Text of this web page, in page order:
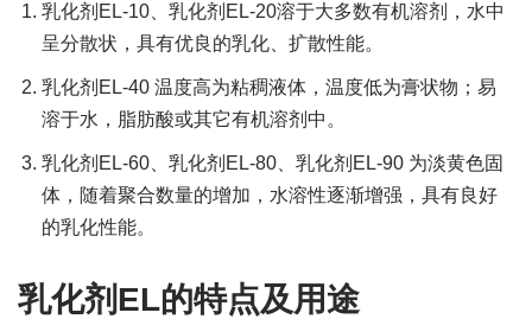
乳化剂EL-10、乳化剂EL-20溶于大多数有机溶剂，水中
呈分散状，具有优良的乳化、扩散性能。
乳化剂EL-40 温度高为粘稠液体，温度低为膏状物；易
溶于水，脂肪酸或其它有机溶剂中。
乳化剂EL-60、乳化剂EL-80、乳化剂EL-90 为淡黄色固
体，随着聚合数量的增加，水溶性逐渐增强，具有良好
的乳化性能。
乳化剂EL的特点及用途